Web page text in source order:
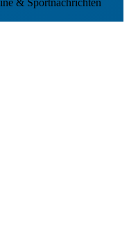
& Sportnachrichten